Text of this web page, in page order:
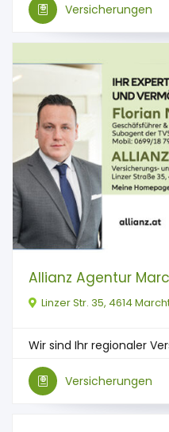
Versicherungen
Allianz Agentur
Linzer Str. 35, 4614
Wir sind Ihr regionaler
Versicherungen